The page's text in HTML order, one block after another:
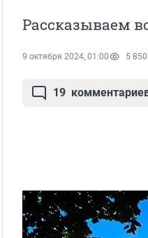
Рассказываем
9 октября 2024, 01:00 5 850
19